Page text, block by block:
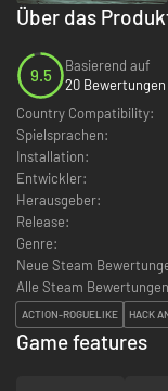
Über das
9.5
Basierend auf
20 Bewertungen
Country Compatibility:
Spielsprachen:
Installation:
Entwickler:
Herausgeber:
Release:
Genre:
Neue Steam
Alle Steam
ACTION-ROGUELIKE HACK
Game features